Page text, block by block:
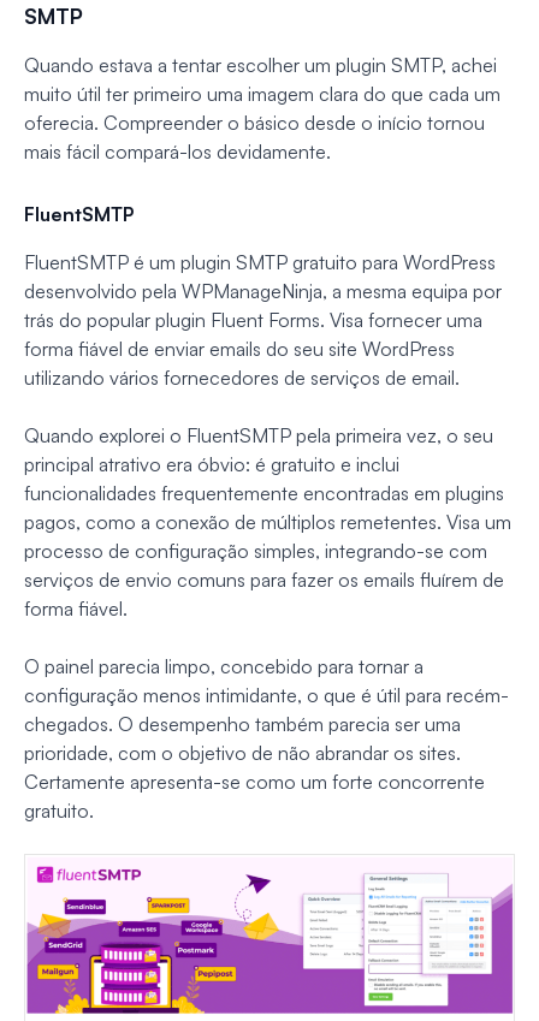
SMTP
Quando estava a tentar escolher um plugin SMTP, achei
muito útil ter primeiro uma imagem clara do que cada um
oferecia. Compreender o básico desde o início tornou
mais fácil compará-los devidamente.
FluentSMTP
FluentSMTP é um plugin SMTP gratuito para WordPress
desenvolvido pela WPManageNinja, a mesma equipa por
trás do popular plugin Fluent Forms. Visa fornecer uma
forma fiável de enviar emails do seu site WordPress
utilizando vários fornecedores de serviços de email.
Quando explorei o FluentSMTP pela primeira vez, o seu
principal atrativo era óbvio: é gratuito e inclui
funcionalidades frequentemente encontradas em plugins
pagos, como a conexão de múltiplos remetentes. Visa um
processo de configuração simples, integrando-se com
serviços de envio comuns para fazer os emails fluírem de
forma fiável.
O painel parecia limpo, concebido para tornar a
configuração menos intimidante, o que é útil para recém-
chegados. O desempenho também parecia ser uma
prioridade, com o objetivo de não abrandar os sites.
Certamente apresenta-se como um forte concorrente
gratuito.